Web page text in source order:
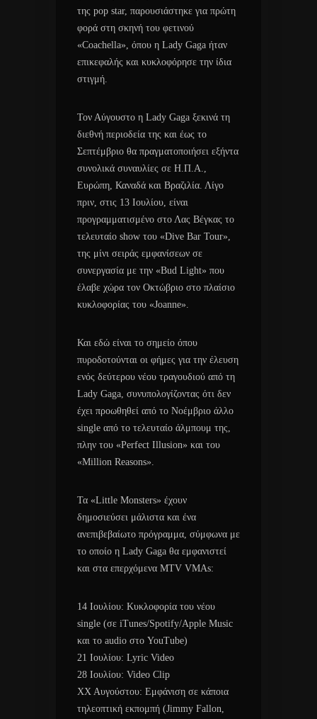
της pop star, παρουσιάστηκε για πρώτη
φορά στη σκηνή του φετινού
«Coachella», όπου η Lady Gaga ήταν
επικεφαλής και κυκλοφόρησε την ίδια
στιγμή.
Τον Αύγουστο η Lady Gaga ξεκινά τη
διεθνή περιοδεία της και έως το
Σεπτέμβριο θα πραγματοποιήσει εξήντα
συνολικά συναυλίες σε Η.Π.Α.,
Ευρώπη, Καναδά και Βραζιλία. Λίγο
πριν, στις 13 Ιουλίου, είναι
προγραμματισμένο στο Λας Βέγκας το
τελευταίο show του «Dive Bar Tour»,
της μίνι σειράς εμφανίσεων σε
συνεργασία με την «Bud Light» που
έλαβε χώρα τον Οκτώβριο στο πλαίσιο
κυκλοφορίας του «Joanne».
Και εδώ είναι το σημείο όπου
πυροδοτούνται οι φήμες για την έλευση
ενός δεύτερου νέου τραγουδιού από τη
Lady Gaga, συνυπολογίζοντας ότι δεν
έχει προωθηθεί από το Νοέμβριο άλλο
single από το τελευταίο άλμπουμ της,
πλην του «Perfect Illusion» και του
«Million Reasons».
Τα «Little Monsters» έχουν
δημοσιεύσει μάλιστα και ένα
ανεπιβεβαίωτο πρόγραμμα, σύμφωνα με
το οποίο η Lady Gaga θα εμφανιστεί
και στα επερχόμενα MTV VMAs:
14 Ιουλίου: Κυκλοφορία του νέου
single (σε iTunes/Spotify/Apple Music
και το audio στο YouTube)
21 Ιουλίου: Lyric Video
28 Ιουλίου: Video Clip
ΧΧ Αυγούστου: Εμφάνιση σε κάποια
τηλεοπτική εκπομπή (Jimmy Fallon,